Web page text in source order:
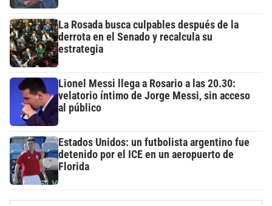
La Rosada busca culpables después de la
derrota en el Senado y recalcula su
estrategia
Lionel Messi llega a Rosario a las 20.30:
velatorio íntimo de Jorge Messi, sin acceso
al público
Estados Unidos: un futbolista argentino fue
detenido por el ICE en un aeropuerto de
Florida